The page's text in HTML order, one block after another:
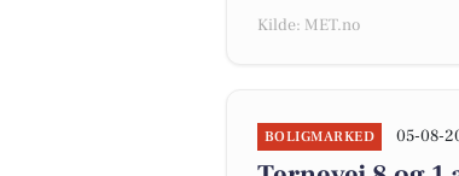
Kilde: MET.no
BOLIGMARKED 05-08-